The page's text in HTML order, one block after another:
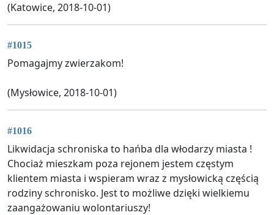
(Katowice, 2018-10-01)
#1015
Pomagajmy zwierzakom!
(Mysłowice, 2018-10-01)
#1016
Likwidacja schroniska to hańba dla włodarzy miasta !
Chociaż mieszkam poza rejonem jestem częstym
klientem miasta i wspieram wraz z mysłowicką częścią
rodziny schronisko. Jest to możliwe dzięki wielkiemu
zaangażowaniu wolontariuszy!